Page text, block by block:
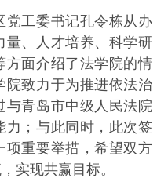
党工委书记孔令栋从办
量、人才培养、科学研
方面介绍了法学院的情
院致力于为推进依法治
与青岛市中级人民法院
力；与此同时，此次签
项重要举措，希望双方
实现共赢目标。